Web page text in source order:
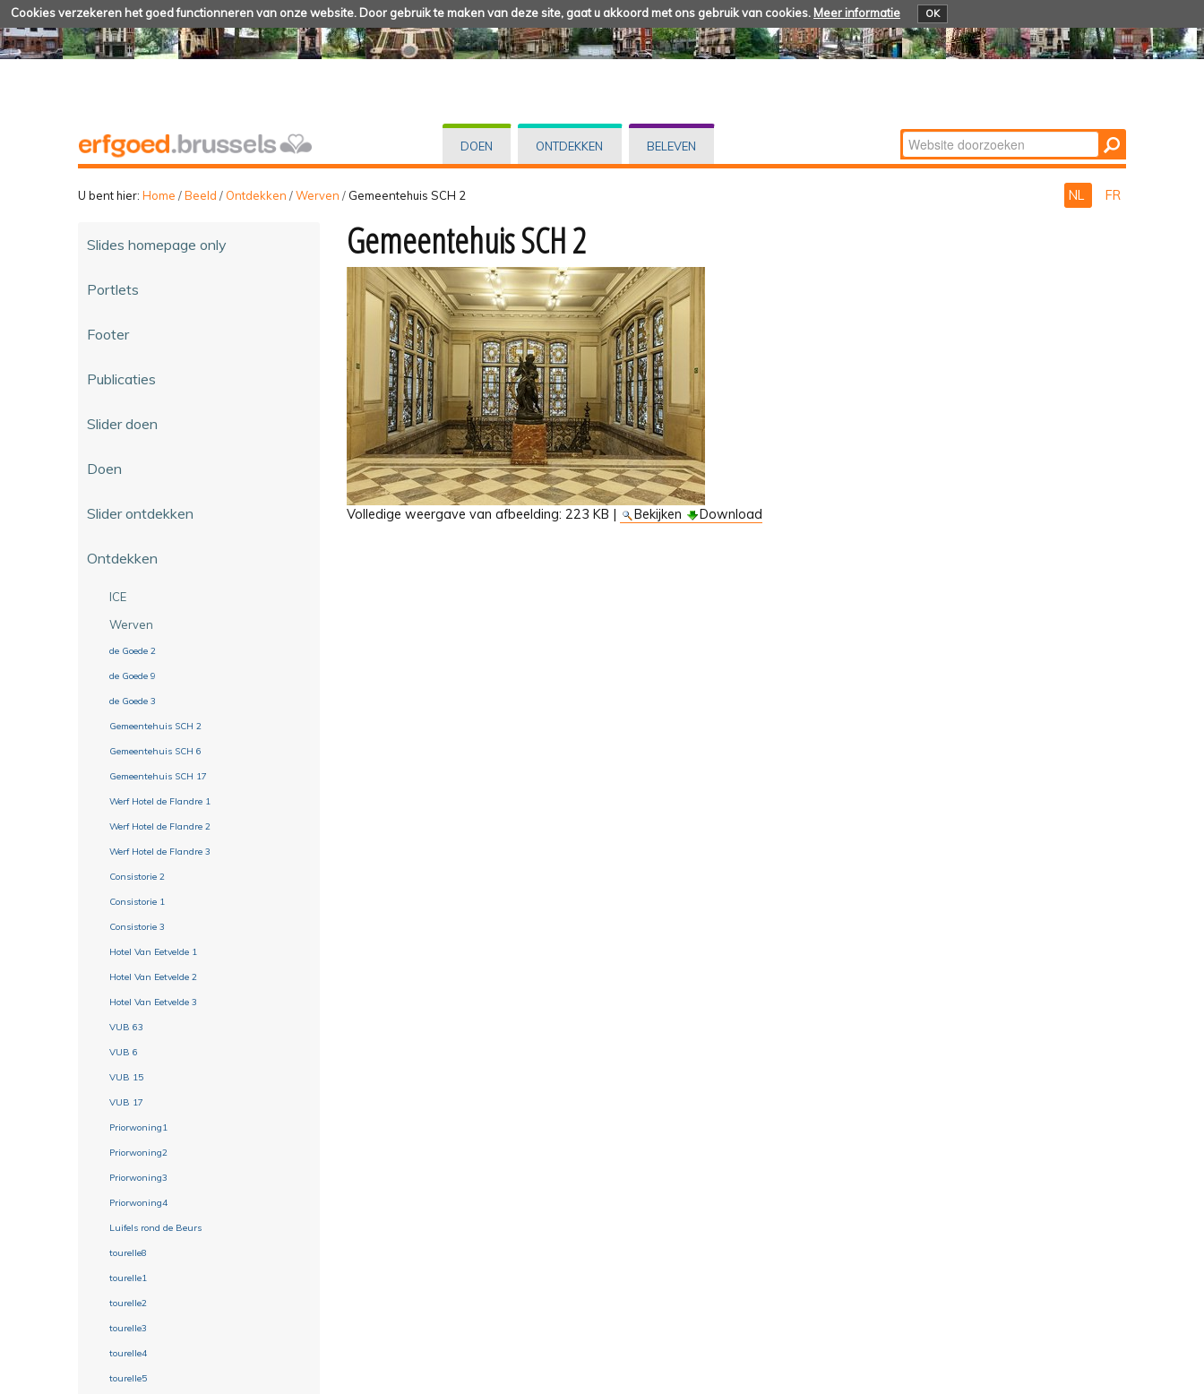
Cookies verzekeren het goed functionneren van onze website. Door gebruik te maken van deze site, gaat u akkoord met ons gebruik van cookies. Meer informatie OK
DOEN ONTDEKKEN BELEVEN Zoek
Geavanceerd
U bent hier: Home /Beeld / Ontdekken /Werven / Gemeentehuis SCH 2 NL FR
Slides homepage only
Portlets
Footer
Publicaties
Slider doen
Doen
Slider ontdekken
Ontdekken
ICE
Werven
de Goede 2
de Goede 9
de Goede 3
Gemeentehuis SCH 2
Gemeentehuis SCH 6
Gemeentehuis SCH 17
Werf Hotel de Flandre 1
Werf Hotel de Flandre 2
Werf Hotel de Flandre 3
Consistorie 2
Consistorie 1
Consistorie 3
Hotel Van Eetvelde 1
Hotel Van Eetvelde 2
Hotel Van Eetvelde 3
VUB 63
VUB 6
VUB 15
VUB 17
Priorwoning1
Priorwoning2
Priorwoning3
Priorwoning4
Luifels rond de Beurs
tourelle8
tourelle1
tourelle2
tourelle3
tourelle4
tourelle5
Gemeentehuis SCH 2
Volledige weergave van afbeelding: 223 KB | Bekijken Download